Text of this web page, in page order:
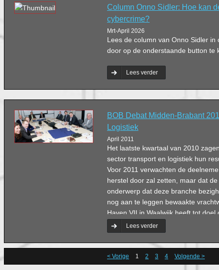
Column Onno Sidler: Hoe kan
cybercrime?
Mrt-April 2026
Lees de column van Onno Sidler in
door op de onderstaande button te
Lees verder
BOB Debat Midden-Brabant
Logistiek
April 2011
Het laatste kwartaal van 2010
sector transport en logistiek hun
Voor 2011 verwachten de
herstel door zal zetten, maar dat
onderwerp dat deze branche
nog aan te leggen bewaakte
Haven VII in Waalwijk heeft tot
chauffeurs en lading veiliger te
City zal dit terrein bijdragen aan
van de regio Midden-Brabant als
logistiek.
Lees verder
< Vorige 1 2 3 4 Volgende >